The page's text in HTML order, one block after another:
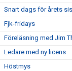
Snart dags för årets
Fjk-fridays
Föreläsning med Jim
Ledare med ny licens
Höstmys